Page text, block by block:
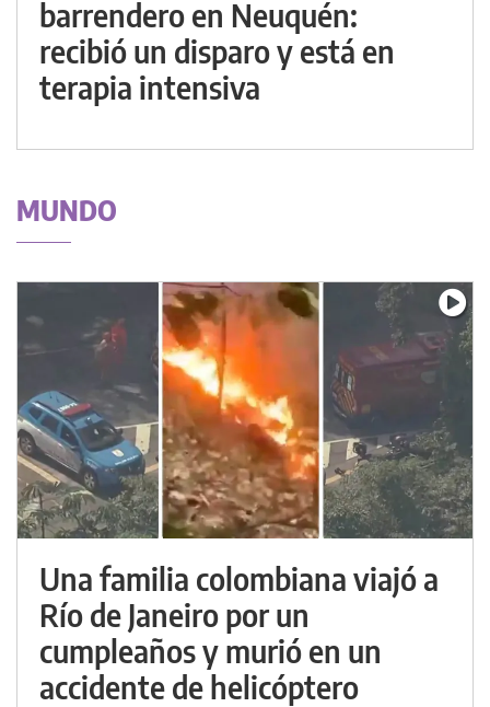
barrendero en Neuquén:
recibió un disparo y está en
terapia intensiva
MUNDO
Una familia colombiana viajó a
Río de Janeiro por un
cumpleaños y murió en un
accidente de helicóptero